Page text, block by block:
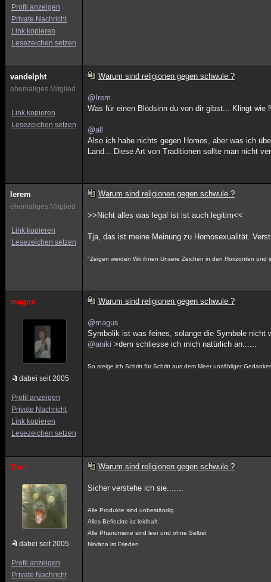
Profil anzeigen
Private Nachricht
Link kopieren
Lesezeichen setzen
vandelpht
ehemaliges Mitglied
Link kopieren
Lesezeichen setzen
Warum sind religionen gegen schwule ?
@Irem
Was für einen Blödsinn du von dir gibst... Klingt wie
@all
Also ich habe nichts gegen Homos, aber was ich
Land... Diese Art von Traditionen sollte man nicht
lerem
ehemaliges Mitglied
Link kopieren
Lesezeichen setzen
Warum sind religionen gegen schwule ?
>>Nicht alles was legal ist ist auch legitim<<
Tja, das ist meine Meinung zu Homosexualität.
"Zeigen werden Wir ihnen Unsere Zeichen in den Horizonten und
magus
dabei seit 2005
Profil anzeigen
Private Nachricht
Link kopieren
Lesezeichen setzen
Warum sind religionen gegen schwule ?
@magus
Symbolik ist was feines, solange die Symbole nicht
@aniki >dem schliesse ich mich natürlich an......
So steige ich Schritt für Schritt aus dem Meer unzähliger
Tron
dabei seit 2005
Profil anzeigen
Private Nachricht
Warum sind religionen gegen schwule ?
Sicher verstehe ich sie.......
Alle Produkte sind unbeständig
Alles Befleckte ist leidhaft
Alle Phänomene sind leer und ohne Selbst
Nirvāna ist Frieden